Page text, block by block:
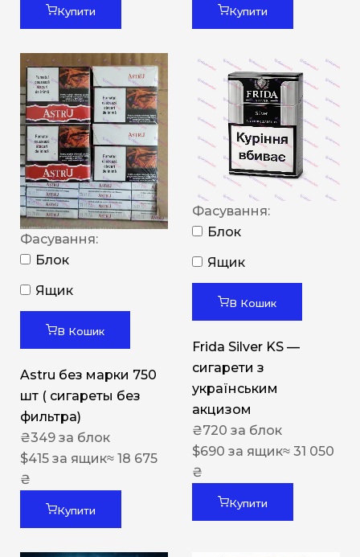
Купити Купити
Фасування:
Блок
Ящик
В Кошик
Astru без марки 750
шт ( сигареты без
фильтра)
₴349 за блок
$415 за ящик≈ 18 675
₴
Купити
Фасування:
Блок
Ящик
В Кошик
Frida Silver KS —
сигарети з
українським
акцизом
₴720 за блок
$690 за ящик≈ 31 050
₴
Купити